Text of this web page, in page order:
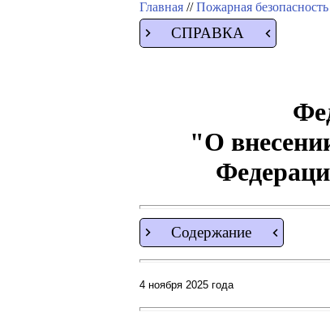
Главная //Пожарная безопасность
СПРАВКА
"О
Содержание
4 ноября 2025 года